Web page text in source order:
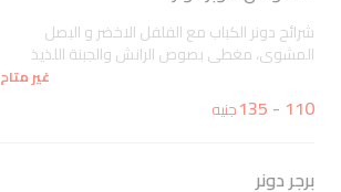
شرائح دونر الكباب مع الفلفل الاخضر و البصل
المشوى، مغطى بصوص الرانش والجبنة اللذيذ
غير متاح
110 - 135 جنيه
برجر دونر